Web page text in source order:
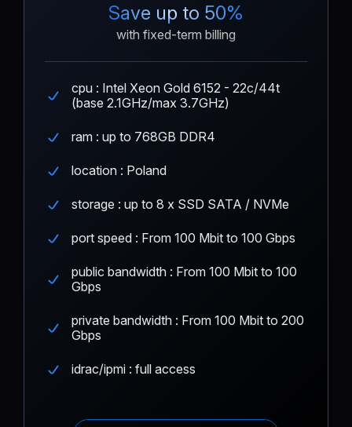
Save up to 50%
with fixed-term billing
cpu : Intel Xeon Gold 6152 - 22c/44t
(base 2.1GHz/max 3.7GHz)
ram : up to 768GB DDR4
location : Poland
storage : up to 8 x SSD SATA / NVMe
port speed : From 100 Mbit to 100 Gbps
public bandwidth : From 100 Mbit to 100
Gbps
private bandwidth : From 100 Mbit to 200
Gbps
idrac/ipmi : full access